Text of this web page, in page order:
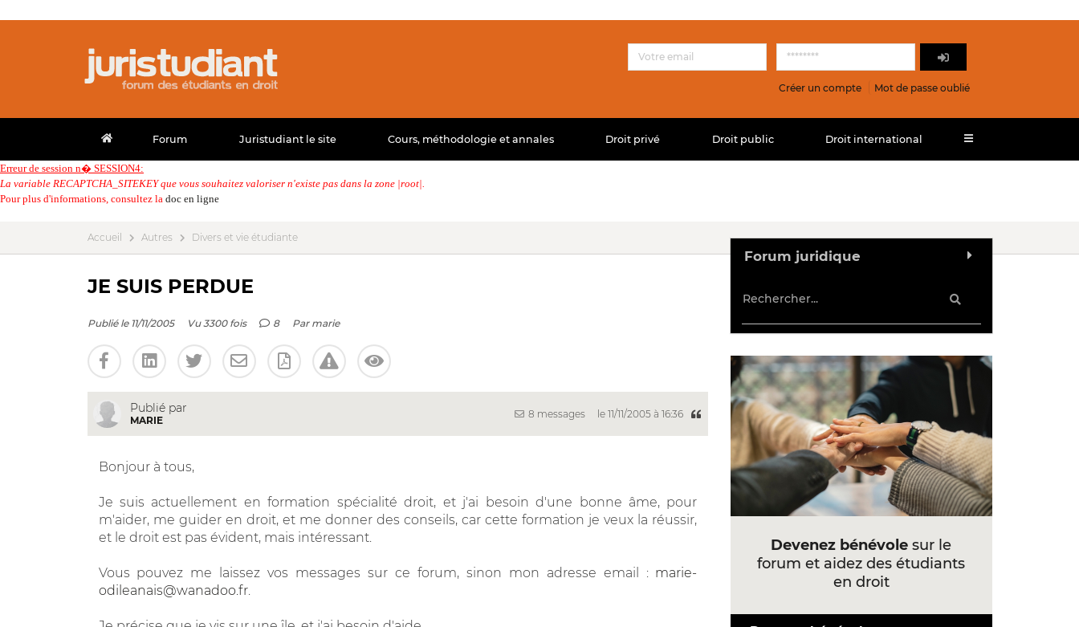
Créer un compte Mot de passe oublié
Forum Juristudiant le site Cours, méthodologie et annales Droit privé Droit public Droit international
Erreur de session n� SESSION4:
La variable RECAPTCHA_SITEKEY que vous souhaitez valoriser n'existe pas dans la zone |root|.
Pour plus d'informations, consultez la doc en ligne
Accueil Autres Divers et vie étudiante
JE SUIS PERDUE
Publié le 11/11/2005 Vu 3300 fois 8 Par marie
Publié par
MARIE
8 messages le 11/11/2005 à 16:36
Bonjour à tous,
Je suis actuellement en formation spécialité droit, et j'ai besoin d'une bonne âme, pour
m'aider, me guider en droit, et me donner des conseils, car cette formation je veux la réussir,
et le droit est pas évident, mais intéressant.
Vous pouvez me laissez vos messages sur ce forum, sinon mon adresse email : marie-
odileanais@wanadoo.fr.
Forum juridique
Devenez bénévole sur le
forum et aidez des étudiants
en droit